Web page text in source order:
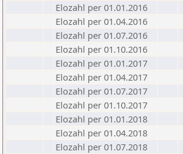
Elozahl per 01.01.2016
Elozahl per 01.04.2016
Elozahl per 01.07.2016
Elozahl per 01.10.2016
Elozahl per 01.01.2017
Elozahl per 01.04.2017
Elozahl per 01.07.2017
Elozahl per 01.10.2017
Elozahl per 01.01.2018
Elozahl per 01.04.2018
Elozahl per 01.07.2018